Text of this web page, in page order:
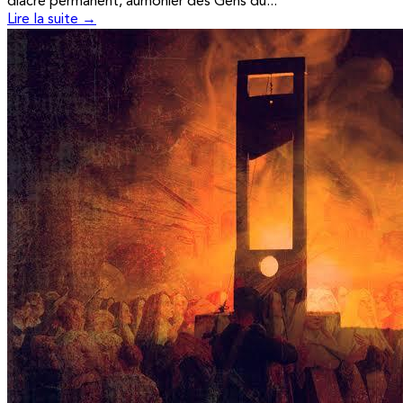
Lire la suite →